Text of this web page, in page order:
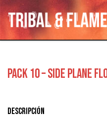
Saltar al contenido
PACK 10 – SIDE PLANE
Descripción